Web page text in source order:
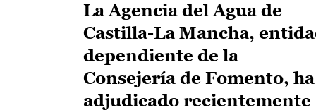
La Agencia del Agua de
Castilla-La Mancha,
dependiente de la
Consejería de Fomento, ha
adjudicado recientemente